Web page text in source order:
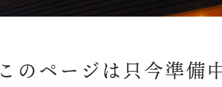
このページは只今準備